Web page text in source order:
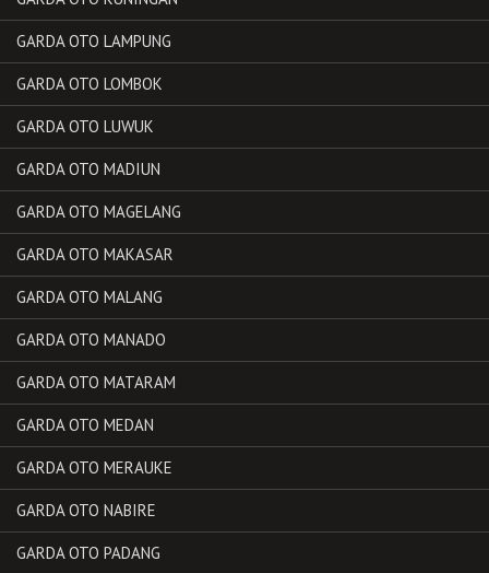
GARDA OTO LAMPUNG
GARDA OTO LOMBOK
GARDA OTO LUWUK
GARDA OTO MADIUN
GARDA OTO MAGELANG
GARDA OTO MAKASAR
GARDA OTO MALANG
GARDA OTO MANADO
GARDA OTO MATARAM
GARDA OTO MEDAN
GARDA OTO MERAUKE
GARDA OTO NABIRE
GARDA OTO PADANG